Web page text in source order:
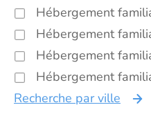
Hébergement
Hébergement
Hébergement
Hébergement
Recherche par ville